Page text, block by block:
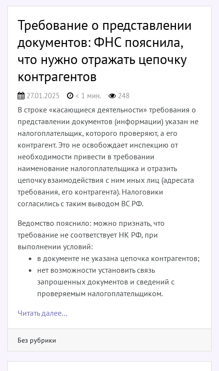
Требование о представлении
документов: ФНС пояснила,
что нужно отражать цепочку
контрагентов
27.01.2025 < 1 мин. 248
В строке «касающиеся деятельности» требования о
представлении документов (информации) указан не
налогоплательщик, которого проверяют, а его
контрагент. Это не освобождает инспекцию от
необходимости привести в требовании
наименование налогоплательщика и отразить
цепочку взаимодействия с ним иных лиц (адресата
требования, его контрагента). Налоговики
согласились с таким выводом ВС РФ.
Ведомство пояснило: можно признать, что
требование не соответствует НК РФ, при
выполнении условий:
в документе не указана цепочка контрагентов;
нет возможности установить связь
запрошенных документов и сведений с
проверяемым налогоплательщиком.
Читать далее…
Без рубрики